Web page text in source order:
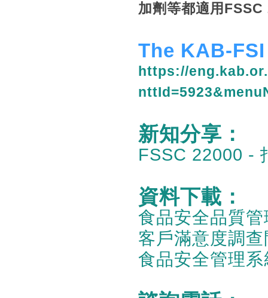
加劑等都適用
The KAB-
https://
新知分享：
FSSC 22000 -
資料下載：
食品安全品質
客戶滿意度調
食品安全管理